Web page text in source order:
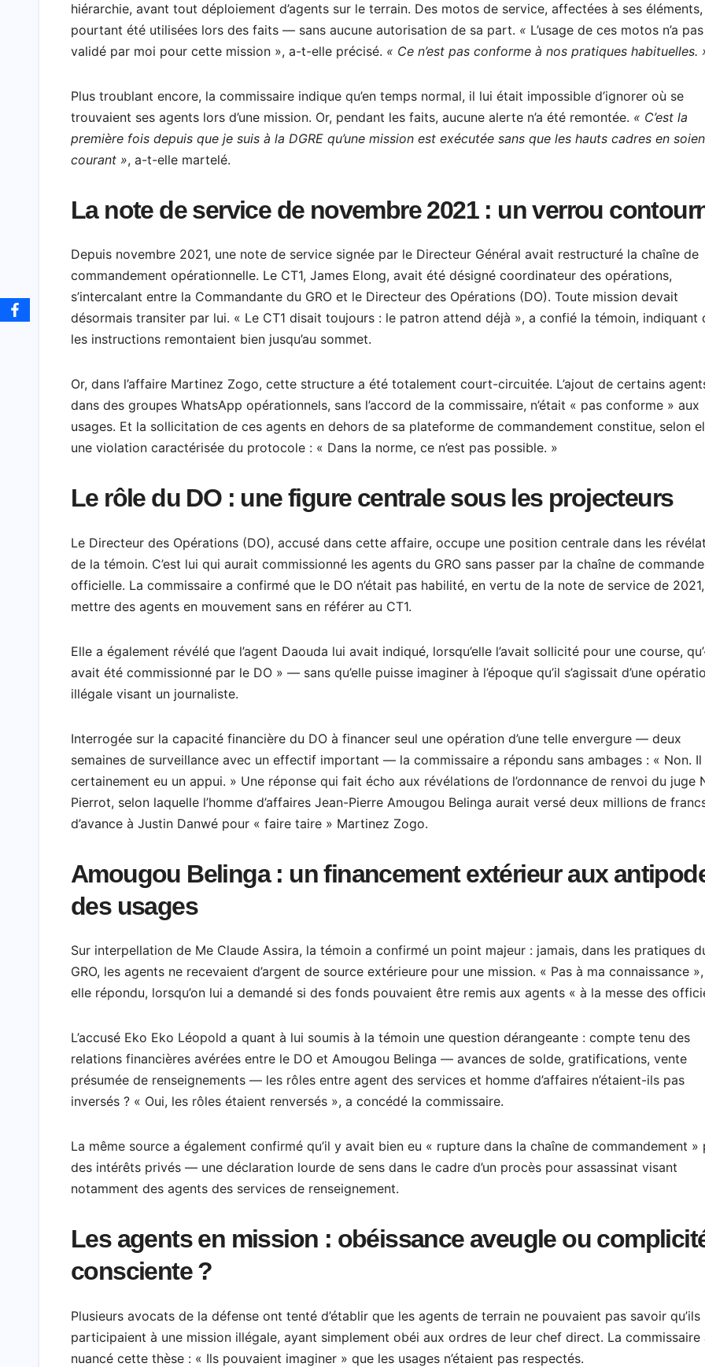
hiérarchie, avant tout déploiement d’agents sur le terrain. Des motos de service, affectées à ses
pourtant été utilisées lors des faits — sans aucune autorisation de sa part. « L’usage de ces motos n’a
validé par moi pour cette mission », a-t-elle précisé. « Ce n’est pas conforme à nos pratiques habituelles.
Plus troublant encore, la commissaire indique qu’en temps normal, il lui était impossible d’ignorer où se
trouvaient ses agents lors d’une mission. Or, pendant les faits, aucune alerte n’a été remontée. « C’est la
première fois depuis que je suis à la DGRE qu’une mission est exécutée sans que les hauts cadres en
courant », a-t-elle martelé.
La note de service de novembre 2021 : un verrou
Depuis novembre 2021, une note de service signée par le Directeur Général avait restructuré la chaîne de
commandement opérationnelle. Le CT1, James Elong, avait été désigné coordinateur des opérations,
s’intercalant entre la Commandante du GRO et le Directeur des Opérations (DO). Toute mission devait
désormais transiter par lui. « Le CT1 disait toujours : le patron attend déjà », a confié la témoin, indiquant
les instructions remontaient bien jusqu’au sommet.
Or, dans l’affaire Martinez Zogo, cette structure a été totalement court-circuitée. L’ajout de certains
dans des groupes WhatsApp opérationnels, sans l’accord de la commissaire, n’était « pas conforme » aux
usages. Et la sollicitation de ces agents en dehors de sa plateforme de commandement constitue, selon
une violation caractérisée du protocole : « Dans la norme, ce n’est pas possible. »
Le rôle du DO : une figure centrale sous les projecteurs
Le Directeur des Opérations (DO), accusé dans cette affaire, occupe une position centrale dans les
de la témoin. C’est lui qui aurait commissionné les agents du GRO sans passer par la chaîne de
officielle. La commissaire a confirmé que le DO n’était pas habilité, en vertu de la note de service de
mettre des agents en mouvement sans en référer au CT1.
Elle a également révélé que l’agent Daouda lui avait indiqué, lorsqu’elle l’avait sollicité pour une course,
avait été commissionné par le DO » — sans qu’elle puisse imaginer à l’époque qu’il s’agissait d’une
illégale visant un journaliste.
Interrogée sur la capacité financière du DO à financer seul une opération d’une telle envergure — deux
semaines de surveillance avec un effectif important — la commissaire a répondu sans ambages : « Non. Il
certainement eu un appui. » Une réponse qui fait écho aux révélations de l’ordonnance de renvoi du juge
Pierrot, selon laquelle l’homme d’affaires Jean-Pierre Amougou Belinga aurait versé deux millions de
d’avance à Justin Danwé pour « faire taire » Martinez Zogo.
Amougou Belinga : un financement extérieur aux
des usages
Sur interpellation de Me Claude Assira, la témoin a confirmé un point majeur : jamais, dans les pratiques
GRO, les agents ne recevaient d’argent de source extérieure pour une mission. « Pas à ma connaissance
elle répondu, lorsqu’on lui a demandé si des fonds pouvaient être remis aux agents « à la messe des
L’accusé Eko Eko Léopold a quant à lui soumis à la témoin une question dérangeante : compte tenu des
relations financières avérées entre le DO et Amougou Belinga — avances de solde, gratifications, vente
présumée de renseignements — les rôles entre agent des services et homme d’affaires n’étaient-ils pas
inversés ? « Oui, les rôles étaient renversés », a concédé la commissaire.
La même source a également confirmé qu’il y avait bien eu « rupture dans la chaîne de commandement »
des intérêts privés — une déclaration lourde de sens dans le cadre d’un procès pour assassinat visant
notamment des agents des services de renseignement.
Les agents en mission : obéissance aveugle ou
consciente ?
Plusieurs avocats de la défense ont tenté d’établir que les agents de terrain ne pouvaient pas savoir qu’ils
participaient à une mission illégale, ayant simplement obéi aux ordres de leur chef direct. La commissaire
nuancé cette thèse : « Ils pouvaient imaginer » que les usages n’étaient pas respectés.